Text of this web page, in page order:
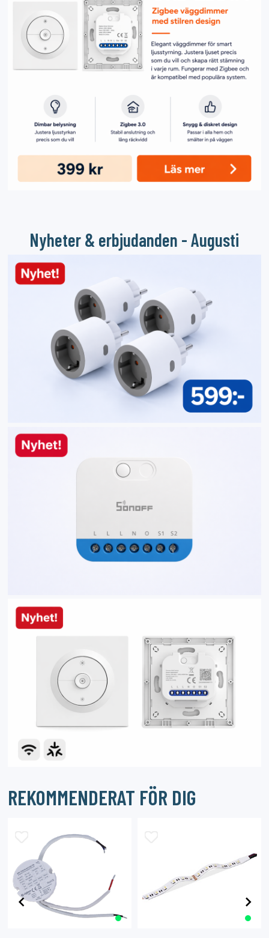
Nyheter & erbjudanden - Augusti
REKOMMENDERAT FÖR DIG